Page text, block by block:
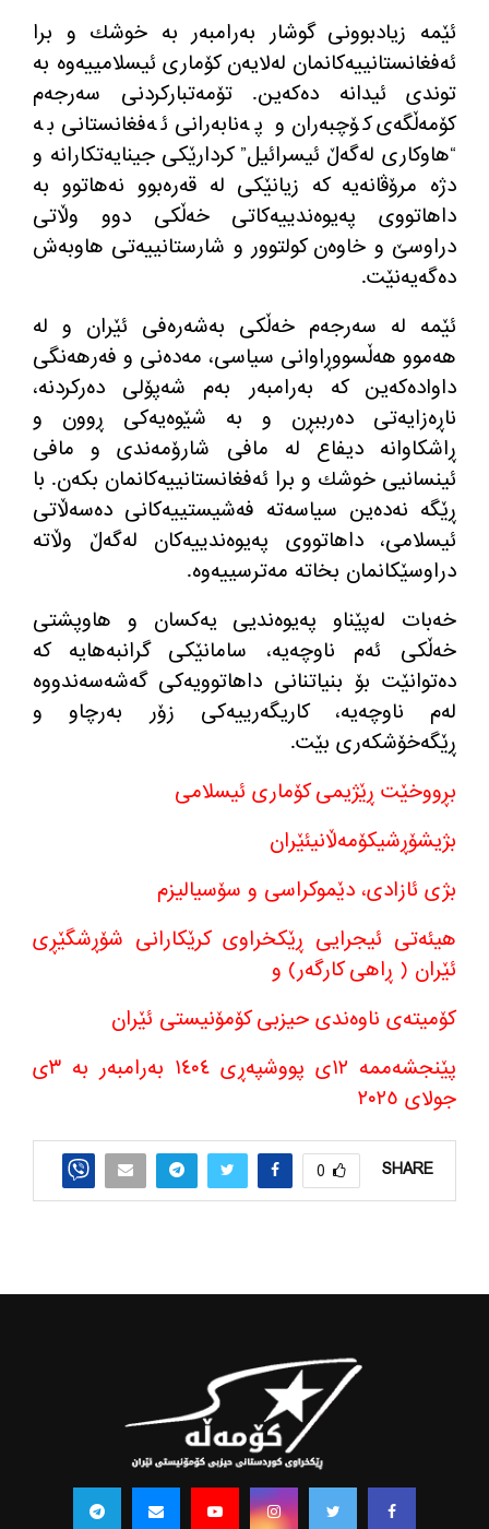
ئێمه‌ زیادبوونی گوشار به‌رامبه‌ر بە خوشك و برا
ئه‌فغانستانییه‌كانمان له‌لایه‌ن كۆماری ئیسلامییەوە به‌
توندی ئیدانە ده‌كه‌ین.تۆمەتبارکردنی سەرجەم
كۆمه‌ڵگه‌ی كۆچبه‌ران و پەنابەرانی ئەفغانستانی به‌
“هاوكاری له‌گه‌ڵ ئیسرائیل”كردارێكی جینایەتکارانە و
دژه‌ مرۆڤانه‌یە كه‌ زیانێکی لە قەرەبوو نەهاتوو به‌
داهاتووی پەیوه‌ندییه‌كاتی خه‌ڵكی دوو وڵاتی
دراوسێ و خاوەن كولتوور و شارستانییه‌تی هاوبەش
ده‌گه‌یه‌نێت.
ئێمه‌ له‌ سەرجەم خه‌ڵكی بەشەرەفی ئێران و له‌
هه‌موو هەڵسووڕاوانی سیاسی، مەدەنی و فەرهەنگی
داوادەكه‌ین كه‌ به‌رامبه‌ر به‌م شه‌پۆلی ده‌رکردنه‌،
ناڕەزایەتی دەرببڕن و به‌ شێوه‌یه‌كی ڕوون و
ڕاشکاوانە دیفاع له‌ مافی شارۆمەندی و مافی
ئینسانیی خوشك و برا ئه‌فغانستانییه‌كانمان بكه‌ن. با
ڕێگه‌ نەدەین سیاسه‌ته‌ فه‌شیستییه‌كانی دەسەڵاتی
ئیسلامی، داهاتووی پەیوه‌ندییه‌كان لەگەڵ وڵاته‌
دراوسێکانمان بخاتە مەترسییەوە.
خەبات لەپێناو پەیوه‌ندیی یه‌كسان و هاوپشتی
خه‌ڵكی ئه‌م ناوچەیە، سامانێکی گرانبه‌هایه‌ كه‌
ده‌توانێت بۆ بنیاتنانی داهاتوویەکی گه‌شه‌سەندووە
له‌م ناوچەیە، كاریگه‌رییه‌كی زۆر به‌رچاو و
ڕێگه‌خۆشكه‌ری بێت.
بڕووخێت ڕێژیمی كۆماری ئیسلامی
بژیشۆڕشیکۆمەڵانیئێران
بژی ئازادی، دێموكراسی و سۆسیالیزم
هیئه‌تی ئیجرایی ڕێكخراوی کرێکارانی شۆڕشگێڕی
ئێران ( ڕاهی کارگەر) و
کۆمیتەی ناوه‌ندی حیزبی كۆمۆنیستی ئێران
پێنجشه‌ممه‌ ١٢ی پووشپەڕی ١٤٠٤ بەرامبەر بە ٣ی
جولای ٢٠٢٥
SHARE
0